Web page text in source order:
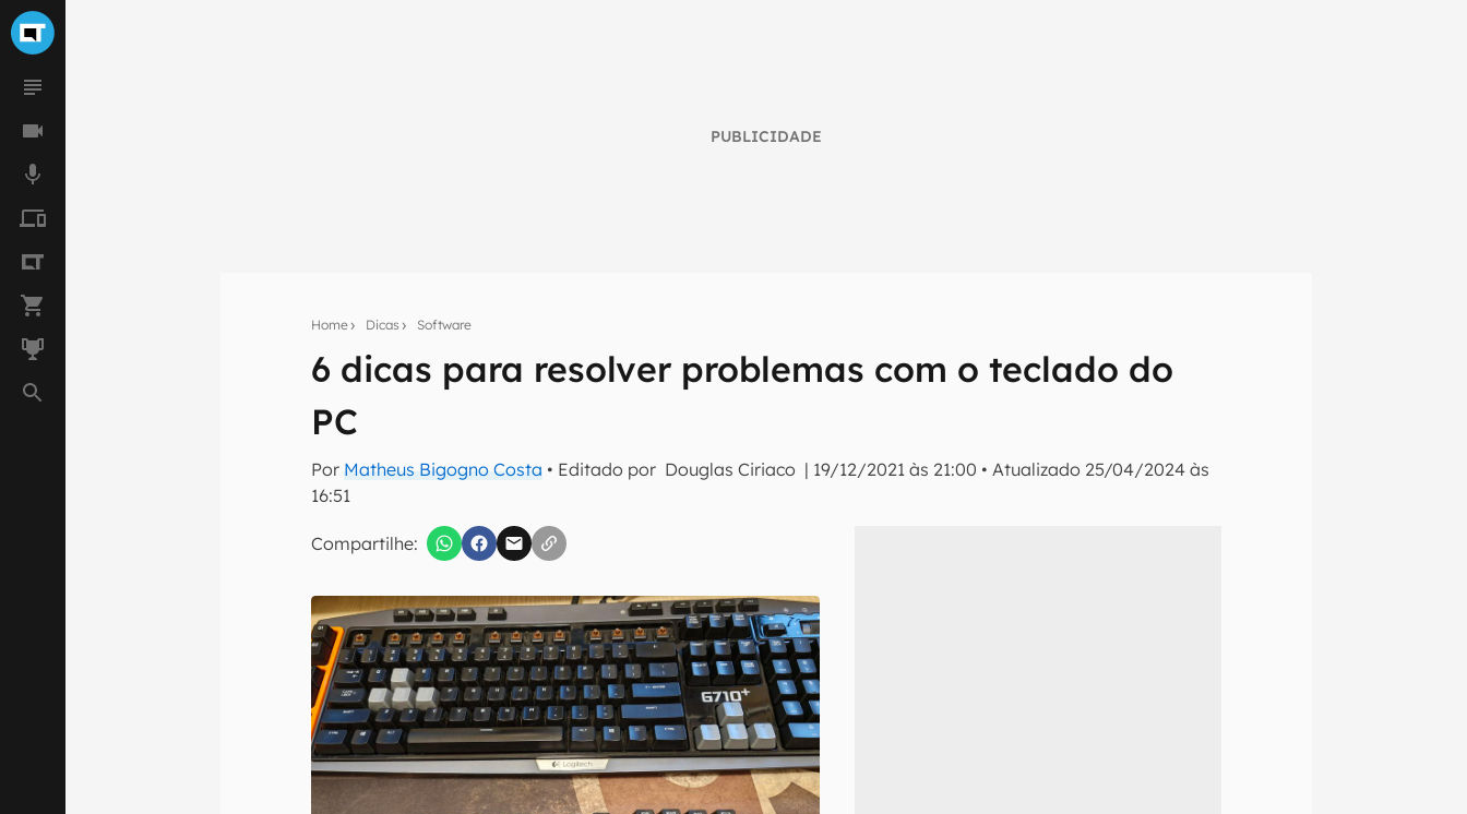
PUBLICIDADE
Home Dicas Software
6 dicas para resolver problemas com o teclado do
PC
Por Matheus Bigogno Costa • Editado por Douglas Ciriaco | 19/12/2021 às 21:00 •Atualizado 25/04/2024 às
16:51
Compartilhe:
Seu resumo inteligente do mundo tech!
Confirmo que li, aceito e concordo com os Termos de Uso e Política de Privacidade do Canaltech.